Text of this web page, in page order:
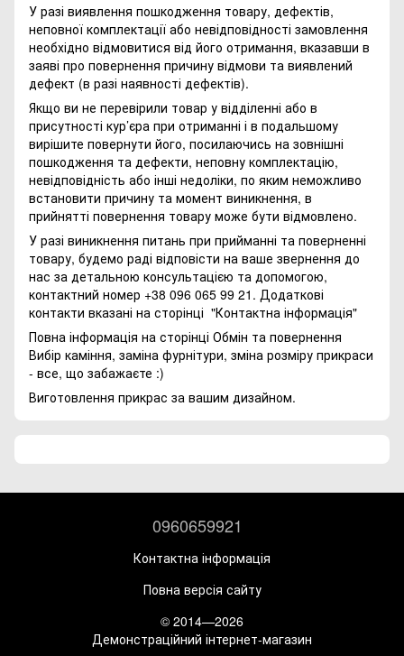
У разі виявлення пошкодження товару, дефектів,
неповної комплектації або невідповідності замовлення
необхідно відмовитися від його отримання, вказавши в
заяві про повернення причину відмови та виявлений
дефект (в разі наявності дефектів).
Якщо ви не перевірили товар у відділенні або в
присутності кур’єра при отриманні і в подальшому
вирішите повернути його, посилаючись на зовнішні
пошкодження та дефекти, неповну комплектацію,
невідповідність або інші недоліки, по яким неможливо
встановити причину та момент виникнення, в
прийнятті повернення товару може бути відмовлено.
У разі виникнення питань при прийманні та поверненні
товару, будемо раді відповісти на ваше звернення до
нас за детальною консультацією та допомогою,
контактний номер +38 096 065 99 21. Додаткові
контакти вказані на сторінці "Контактна інформація"
Повна інформація на сторінці Обмін та повернення
Вибір каміння, заміна фурнітури, зміна розміру прикраси
- все, що забажаєте :)
Виготовлення прикрас за вашим дизайном.
0960659921
Контактна інформація
Повна версія сайту
© 2014—2026
Демонстраційний інтернет-магазин